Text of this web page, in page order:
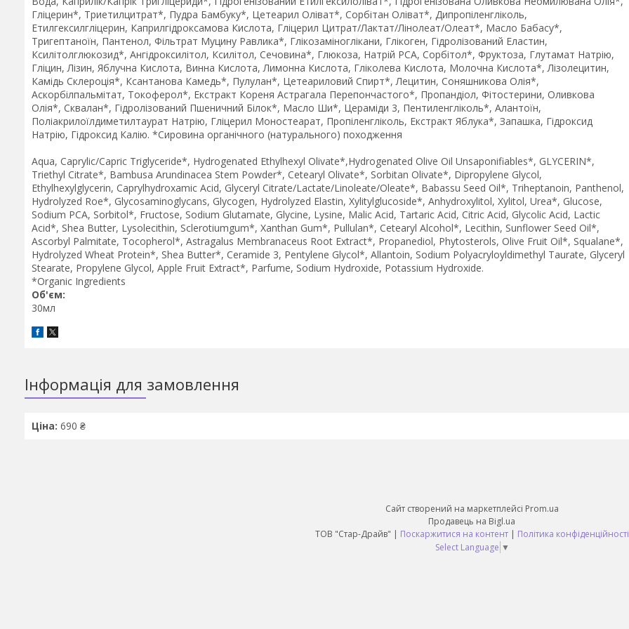
Гліцерин*, Триетилцитрат*, Пудра Бамбуку*, Цетеарил Оліват*, Сорбітан Оліват*, Дипропіленгліколь,
Етилгексилгліцерин, Каприлгідроксамова Кислота, Гліцерил Цитрат/Лактат/Лінолеат/Олеат*, Масло Бабасу*,
Тригептаноїн, Пантенол, Фільтрат Муцину Равлика*, Глікозаміноглікани, Глікоген, Гідролізований Еластин,
Ксилітолглюкозид*, Ангідроксилітол, Ксилітол, Сечовина*, Глюкоза, Натрій PCA, Сорбітол*, Фруктоза, Глутамат Натрію,
Гліцин, Лізин, Яблучна Кислота, Винна Кислота, Лимонна Кислота, Гліколева Кислота, Молочна Кислота*, Лізолецитин,
Камідь Склероція*, Ксантанова Камедь*, Пулулан*, Цетеариловий Спирт*, Лецитин, Соняшникова Олія*,
Аскорбілпальмітат, Токоферол*, Екстракт Кореня Астрагала Перепончастого*, Пропандіол, Фітостерини, Оливкова
Олія*, Сквалан*, Гідролізований Пшеничний Білок*, Масло Ши*, Цераміди 3, Пентиленгліколь*, Алантоїн,
Поліакрилоїлдиметилтаурат Натрію, Гліцерил Моностеарат, Пропіленгліколь, Екстракт Яблука*, Запашка, Гідроксид
Натрію, Гідроксид Калію. *Сировина органічного (натурального) походження
Aqua, Caprylic/Capric Triglyceride*, Hydrogenated Ethylhexyl Olivate*,Hydrogenated Olivе Oil Unsaponifiables*, GLYCERIN*,
Triethyl Citrate*, Bambusa Arundinacea Stem Powder*, Cetearyl Olivate*, Sorbitan Olivate*, Dipropylene Glycol,
Ethylhexylglycerin, Caprylhydroxamic Acid, Glyceryl Citrate/Lactate/Linoleate/Oleate*, Babassu Seed Oil*, Triheptanoin, Panthenol,
Hydrolyzed Roe*, Glycosaminoglycans, Glycogen, Hydrolyzed Elastin, Xylitylglucoside*, Anhydroxylitol, Xylitol, Urea*, Glucose,
Sodium PCA, Sorbitol*, Fructose, Sodium Glutamate, Glycine, Lysine, Malic Acid, Tartaric Acid, Citric Acid, Glycolic Acid, Lactic
Acid*, Shea Butter, Lysolecithin, Sclerotiumgum*, Xanthan Gum*, Pullulan*, Сetearyl Alcohol*, Lecithin, Sunflower Seed Oil*,
Ascorbyl Palmitate, Tocopherol*, Astragalus Membranaceus Root Extract*, Propanediol, Phytosterols, Olive Fruit Oil*, Squalane*,
Hydrolyzed Wheat Protein*, Shea Butter*, Ceramide 3, Pentylene Glycol*, Allantoin, Sodium Polyacryloyldimethyl Taurate, Glyceryl
Stearate, Propylene Glycol, Apple Fruit Extract*, Parfume, Sodium Hydroxide, Potassium Hydroxide.
*Organic Ingredients
Об'єм:
30мл
Інформація для замовлення
Ціна: 690 ₴
Сайт створений на маркетплейсі Prom.ua
Продавець на Bigl.ua
ТОВ "Стар-Драйв" | Поскаржитися на контент | Політика конфіденційності
Select Language ▼